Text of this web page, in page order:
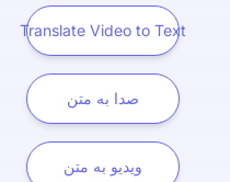
Translate Video to Text
صدا به متن
ویدیو به متن